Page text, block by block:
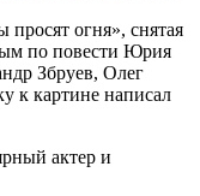
огня», снятая
по повести Юрия
Збруев, Олег
к картине написал
актер и